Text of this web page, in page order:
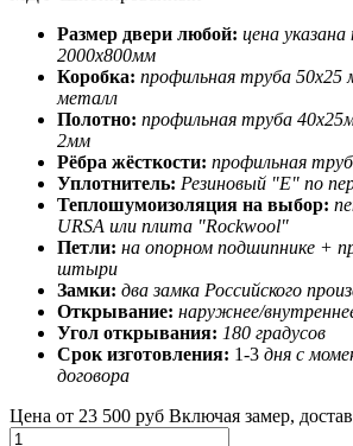
Размер двери любой: цена указана
2000х800мм
Коробка: профильная труба 50х25
металл
Полотно: профильная труба
2мм
Рёбра жёсткости: профильная
Уплотнитель: Резиновый "Е" по
Теплошумоизоляция на выбор:
URSA или плита "Rockwool"
Петли: на опорном подшипнике +
штыри
Замки: два замка Российского
Открывание: наружнее/
Угол открывания: 180 градусов
Срок изготовления: 1-3 дня с
договора
Цена от 23 500 руб Включая замер,